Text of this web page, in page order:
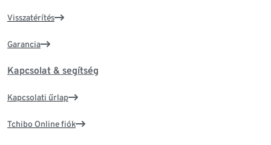
Visszatérítés
Garancia
Kapcsolat & segítség
Kapcsolati űrlap
Tchibo Online fiók